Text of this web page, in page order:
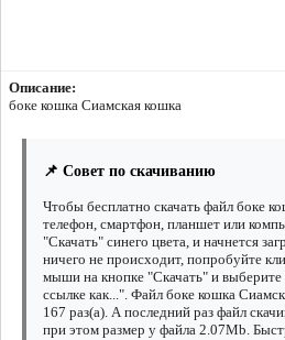
Описание:
боке кошка Сиамская кошка
📌 Совет по скачиванию
Чтобы бесплатно скачать файл боке
телефон, смартфон, планшет или
"Скачать" синего цвета, и начнется
ничего не происходит, попробуйте
мыши на кнопке "Скачать" и
ссылке как...". Файл боке кошка
167 раз(а). А последний раз файл
при этом размер у файла 2.07Mb.